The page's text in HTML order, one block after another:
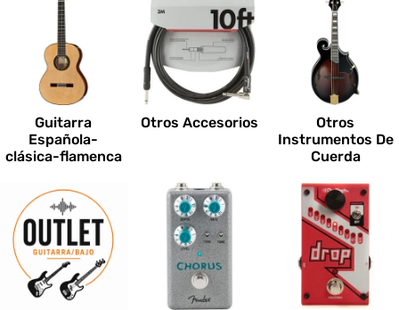
Guitarra
Española-
clásica-flamenca
Otros Accesorios
Otros
Instrumentos De
Cuerda